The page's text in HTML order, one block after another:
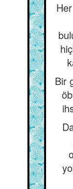
Bir